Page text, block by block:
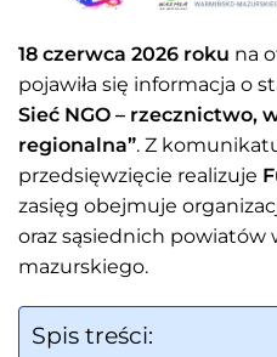
18 czerwca 2026 roku na
pojawiła się informacja o
Sieć NGO – rzecznictwo,
regionalna”. Z
przedsięwzięcie realizuje
zasięg obejmuje
oraz sąsiednich
mazurskiego.
Spis treści: